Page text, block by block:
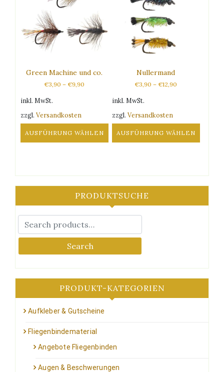
Optionen
können
Produktseite
Optionen
können
Produktseite
Green Machine und co.
€3,90 – €9,90
inkl. MwSt.
zzgl. Versandkosten
AUSFÜHRUNG WÄHLEN
mehrere
Varianten
Optionen
Nullermand
€3,90 – €12,90
inkl. MwSt.
zzgl.Versandkosten
AUSFÜHRUNG WÄHLEN
mehrere
Varianten
auf.
Die
werden
PRODUKTSUCHE
Search
PRODUKT-KATEGORIEN
Aufkleber & Gutscheine
Fliegenbindematerial
Angebote Fliegenbinden
Augen & Beschwerungen